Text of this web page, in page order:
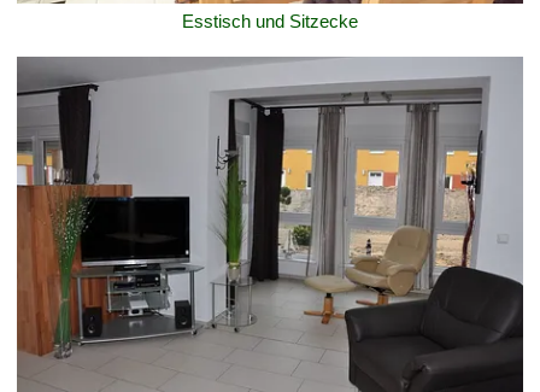
Esstisch und Sitzecke